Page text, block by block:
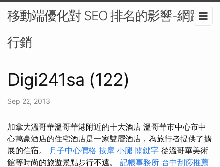
移動端優化對 SEO 排名的影響-網路
行銷
Digi241sa (122)
Sep 22, 2013
加拿大溫哥華溫哥華港附近的十大酒店 溫哥華市中心市中
心萬豪酒店的住宅酒店是一家雙層酒店，為旅行者提供了擴
展的住宿。 月子中心價格 按摩 小腿 關鍵字 從溫哥華美術
館等時尚的旅遊景點步行不遠。 記帳事務所 台中刮痧推薦